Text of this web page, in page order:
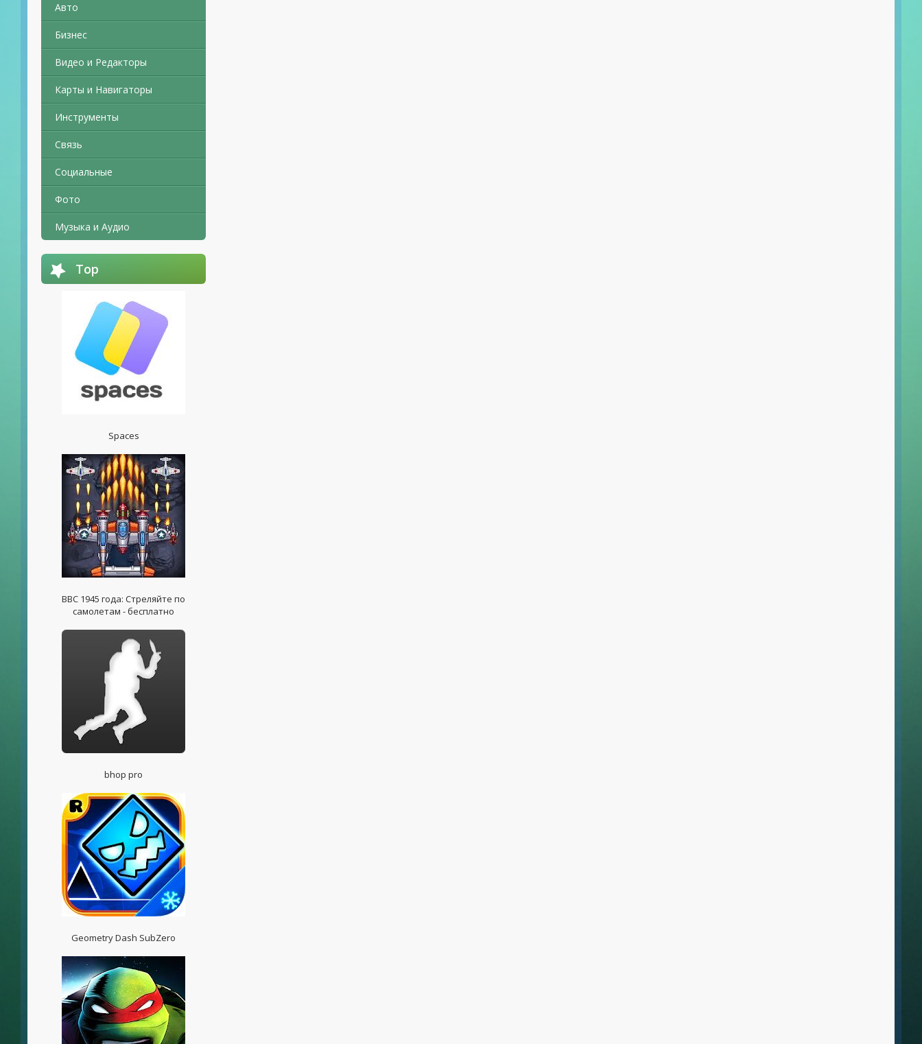
Авто
Бизнес
Видео и Редакторы
Карты и Навигаторы
Инструменты
Связь
Социальные
Фото
Музыка и Аудио
Top
Spaces
ВВС 1945 года: Стреляйте по
самолетам - бесплатно
bhop pro
Geometry Dash SubZero